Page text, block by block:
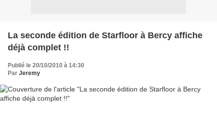
La seconde édition de Starfloor à Bercy affiche
déjà complet !!
Publié le 20/10/2010 à 14:30
Par Jeremy